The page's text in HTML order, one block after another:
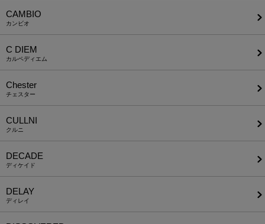
CAMBIO
カンビオ
C DIEM
カルペディエム
Chester
チェスター
CULLNI
クルニ
DECADE
ディケイド
DELAY
ディレイ